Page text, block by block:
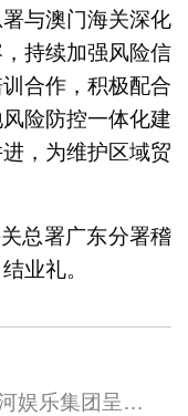
与澳门海关深化
持续加强风险信
合作，积极配合
险防控一体化建
，为维护区域贸
总署广东分署稽
业礼。
娱乐集团呈